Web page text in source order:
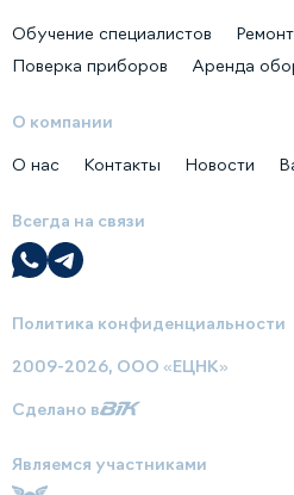
Обучение специалистов
Поверка приборов
Аренда
О компании
О нас Контакты Новости
Всегда на связи
Политика конфиденциальности
2009-2026, ООО «ЕЦНК»
Сделано в
Являемся участниками